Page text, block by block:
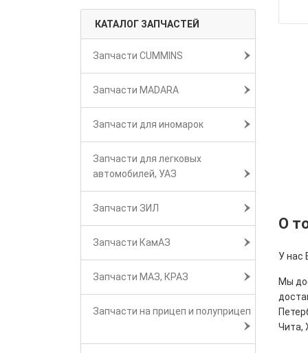
КАТАЛОГ ЗАПЧАСТЕЙ
Запчасти CUMMINS
Запчасти MADARA
Запчасти для иномарок
Запчасти для легковых
автомобилей, УАЗ
Запчасти ЗИЛ
Запчасти КамАЗ
Запчасти МАЗ, КРАЗ
Запчасти на прицеп и полуприцеп
О
У нас
Мы
Чита,